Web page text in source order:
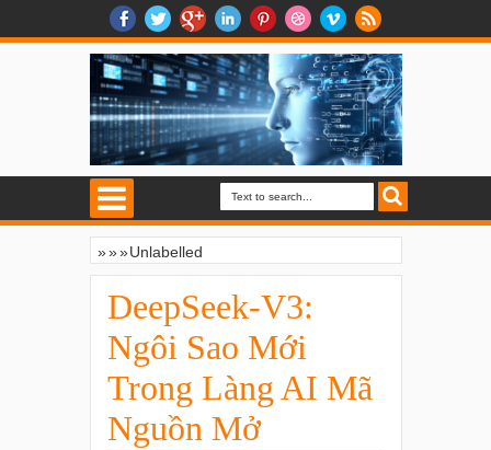
»» Unlabelled
»
DeepSeek-V3:
Ngôi Sao Mới
Trong Làng AI Mã
Nguồn Mở